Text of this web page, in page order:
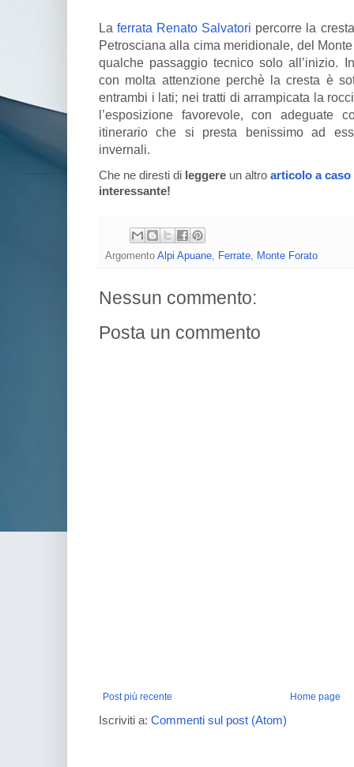
Laferrata Renato Salvatori percorre la
Petrosciana alla cima meridionale, del
qualche passaggio tecnico solo all’inizio.
con molta attenzione perchè la cresta è
entrambi i lati; nei tratti di arrampicata la
l’esposizione favorevole, con adeguate
itinerario che si presta benissimo ad
invernali.
Che ne diresti di leggere un altro articolo a caso
interessante!
Argomento Alpi Apuane Ferrate Monte Forato
Nessun commento:
Posta un commento
Post più recente Home page
Iscriviti a: Commenti sul post (Atom)